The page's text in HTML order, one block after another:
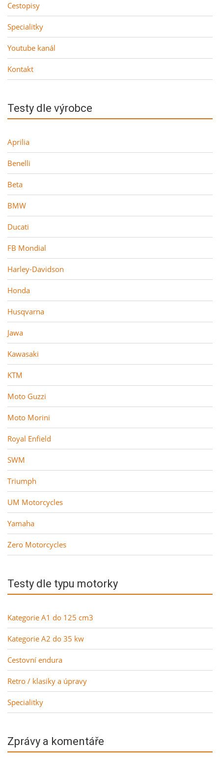
Cestopisy
Specialitky
Youtube kanál
Kontakt
Testy dle výrobce
Aprilia
Benelli
Beta
BMW
Ducati
FB Mondial
Harley-Davidson
Honda
Husqvarna
Jawa
Kawasaki
KTM
Moto Guzzi
Moto Morini
Royal Enfield
SWM
Triumph
UM Motorcycles
Yamaha
Zero Motorcycles
Testy dle typu motorky
Kategorie A1 do 125 cm3
Kategorie A2 do 35 kw
Cestovní endura
Retro / klasiky a úpravy
Specialitky
Zprávy a komentáře